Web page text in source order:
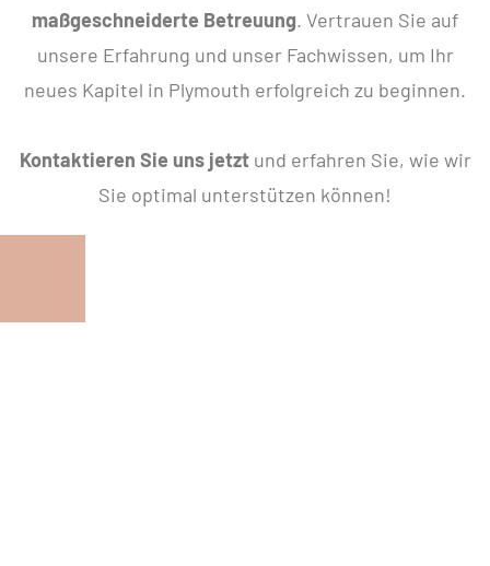
maßgeschneiderte Betreuung. Vertrauen Sie auf
unsere Erfahrung und unser Fachwissen, um Ihr
neues Kapitel in Plymouth erfolgreich zu beginnen.
Kontaktieren Sie uns jetztund erfahren Sie, wie wir
Sie optimal unterstützen können!